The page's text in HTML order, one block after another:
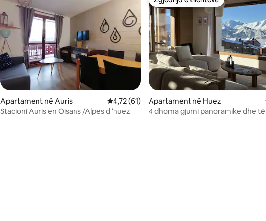
Apartament në Auris Vlerësimi mesatar 4,72 nga 5, 61 vlerësime
4,72 (61)
Stacioni Auris en Oisans /Alpes d 'huez
Zgjedhja e klientëve
Apartament në Huez
4 dhoma gjumi panoramike dhe të